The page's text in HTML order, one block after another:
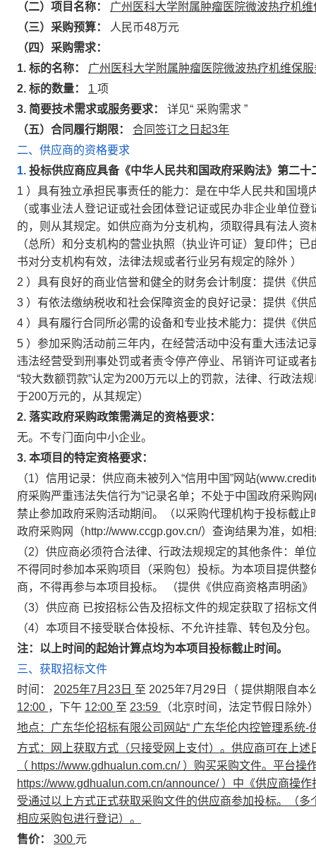
（二）项目名称： 广州医科大学附属肿瘤医院微波热疗机
（三）采购预算：
人民币48万元
（四）采购需求：
1. 标的名称： 广州医科大学附属肿瘤医院微波热疗机维保
2. 标的数量： 1 项
3. 简要技术需求或服务要求： 详见“ 采购需求 ”
（五）合同履行期限： 合同签订之日起3年
二、供应商的资格要求
1. 投标供应商应具备《中华人民共和国政府采购法》第二
1 ）具有独立承担民事责任的能力：是在中华人民共和国
（或事业法人登记证或社会团体登记证或民办非企业单位
的，则从其规定。如供应商为分支机构，须取得具有法人
（总所）和分支机构的营业执照（执业许可证）复印件；
书对分支机构有效，法律法规或者行业另有规定的除外 ）
2 ）具有良好的商业信誉和健全的财务会计制度：提供《供
3 ）有依法缴纳税收和社会保障资金的良好记录：提供《供
4 ）具有履行合同所必需的设备和专业技术能力：提供《供
5 ）参加采购活动前三年内，在经营活动中没有重大违法
违法经营受到刑事处罚或者责令停产停业、吊销许可证或
“较大数额罚款”认定为200万元以上的罚款，法律、行政法
于200万元的，从其规定）
2. 落实政府采购政策需满足的资格要求：
无。不专门面向中小企业。
3. 本项目的特定资格要求：
（1）信用记录：供应商未被列入“信用中国”网站
府采购严重违法失信行为”记录名单；不处于中国政府采购
禁止参加政府采购活动期间。（以采购代理机构于投标截
政府采购网（http://www.ccgp.gov.cn/）查询结果为准，如
（2）供应商必须符合法律、行政法规规定的其他条件：
不得同时参加本采购项目（采购包）投标。为本项目提供
商，不得再参与本项目投标。
（提供《供应商资格声明函》
（3）供应商 已按招标公告及招标文件的规定获取了招标
（4）本项目不接受联合体投标、不允许挂靠、转包及分包。
注：以上时间的起始计算点均为本项目投标截止时间。
三、获取招标文件
时间： 2025年7月23日 至 2025年7月29日（ 提供期限自本
12:00 ，下午 12:00 至 23:59
（北京时间，法定节假日除外
地点：广东华伦招标有限公司网站“ 广东华伦内控管理系统-
方式：网上获取方式（只接受网上支付）。供应商可在上
（ https://www.gdhualun.com.cn/ ）购买采购文件。平台操
https://www.gdhualun.com.cn/announce/ ）中《供应商操
受通过以上方式正式获取采购文件的供应商参加投标。（
相应采购包进行登记）。
售价： 300 元